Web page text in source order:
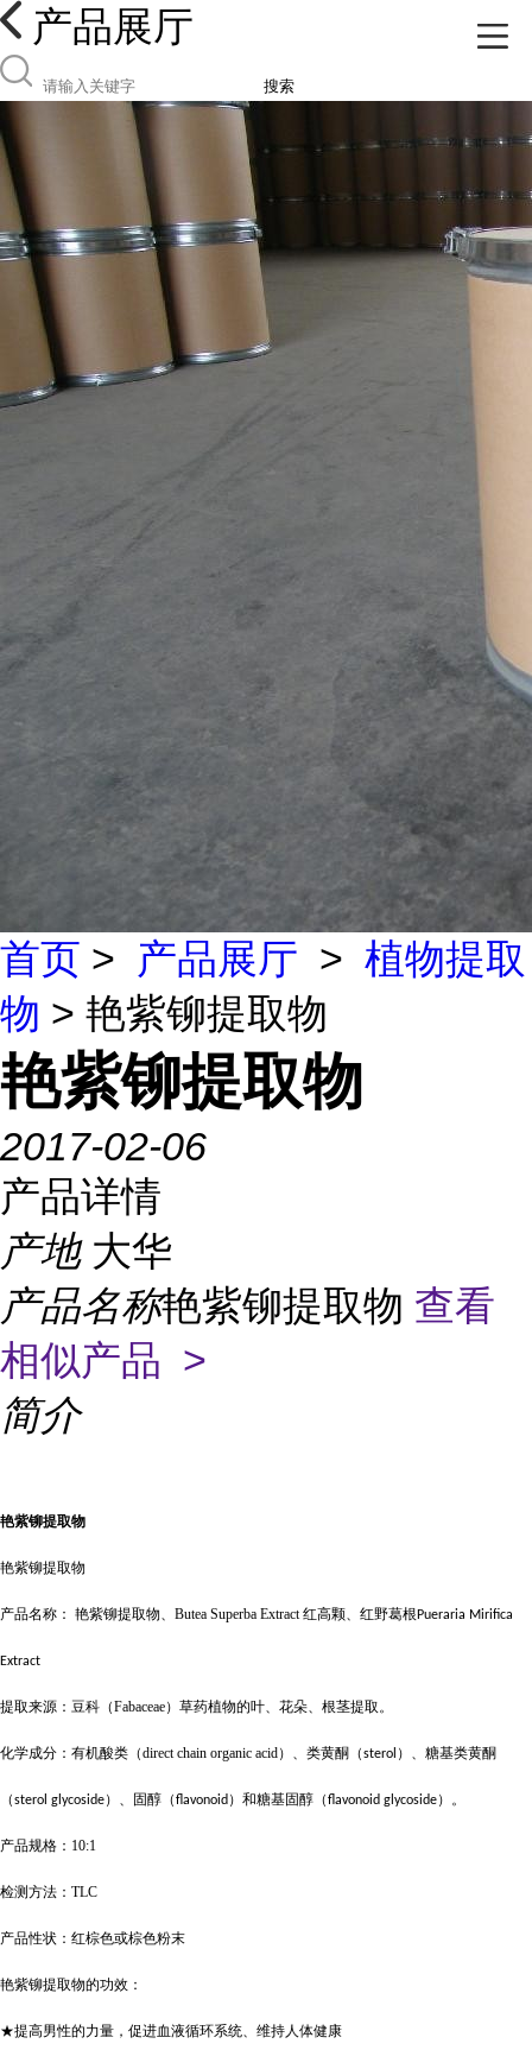
产品展厅
搜索
首页 > 产品展厅 > 植物提取
物 > 艳紫铆提取物
艳紫铆提取物
2017-02-06
产品详情
产地 大华
产品名称艳紫铆提取物 查看
相似产品 >
简介
艳紫铆提取物
艳紫铆提取物
产品名称： 艳紫铆提取物、 Butea Superba Extract红高颗、红野葛根 Pueraria Mirifica
Extract
提取来源：豆科（Fabaceae）草药植物的叶、花朵、根茎提取。
化学成分：有机酸类（direct chain organic acid）、类黄酮（sterol ）、糖基类黄酮
（sterol glycoside）、固醇（flavonoid ）和糖基固醇（flavonoid glycoside）。
产品规格： 10:1
检测方法： TLC
产品性状：红棕色或棕色粉末
艳紫铆提取物的功效：
★提高男性的力量，促进血液循环系统、维持人体健康